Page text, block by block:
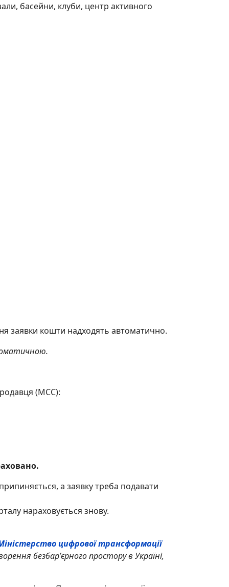
басейни, клуби, центр активного
заявки кошти надходять автоматично.
(МСС):
а заявку треба подавати
нараховується знову.
цифрової трансформації
безбарʼєрного простору в Україні,